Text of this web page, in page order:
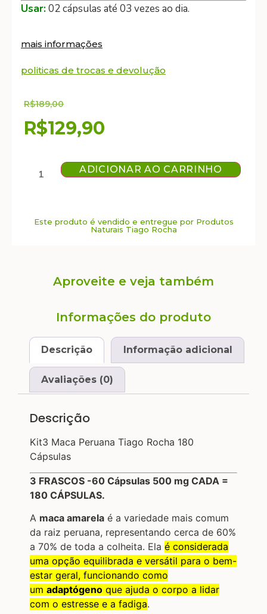
Usar:02 cápsulas até 03 vezes ao dia.
mais informações
politicas de trocas e devolução
R$189,00
R$129,90
ADICIONAR AO CARRINHO
Este produto é vendido e entregue por Produtos
Naturais Tiago Rocha
Aproveite e veja também
Informações do produto
Descrição Informação adicional
Avaliações (0)
Descrição
Kit3 Maca Peruana Tiago Rocha 180
Cápsulas
3 FRASCOS -60 Cápsulas 500 mg CADA =
180 CÁPSULAS.
A maca amarela é a variedade mais comum
da raiz peruana, representando cerca de 60%
a 70% de toda a colheita. Ela é considerada
uma opção equilibrada e versátil para o bem-
estar geral, funcionando como
um adaptógeno que ajuda o corpo a lidar
com o estresse e a fadiga.